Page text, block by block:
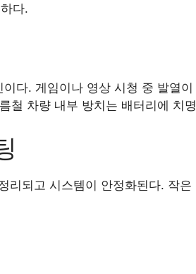
다.
다. 게임이나 영상 시청 중 발열
철 차량 내부 방치는 배터리에 치
리되고 시스템이 안정화된다. 작